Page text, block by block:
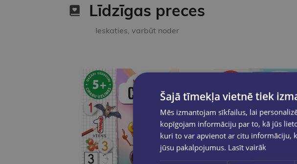
Līdzīgas preces
Ieskaties, varbūt noder
Šajā tīmekļa vietnē tiek
Mēs izmantojam sīkfailus, lai
kopīgojam informāciju par to, kā jūs
kuri to var apvienot ar citu informāciju,
jūsu pakalpojumus. Lasīt vairāk